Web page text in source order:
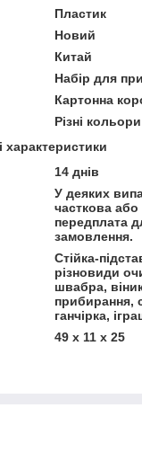
Пластик
Новий
Китай
Набір для
Картонна
Різні кольори
характеристики
14 днів
У деяких
часткова
передплата
замовлення.
Стійка-
різновиди
швабра,
прибирання,
ганчірка,
49 х 11 х 25